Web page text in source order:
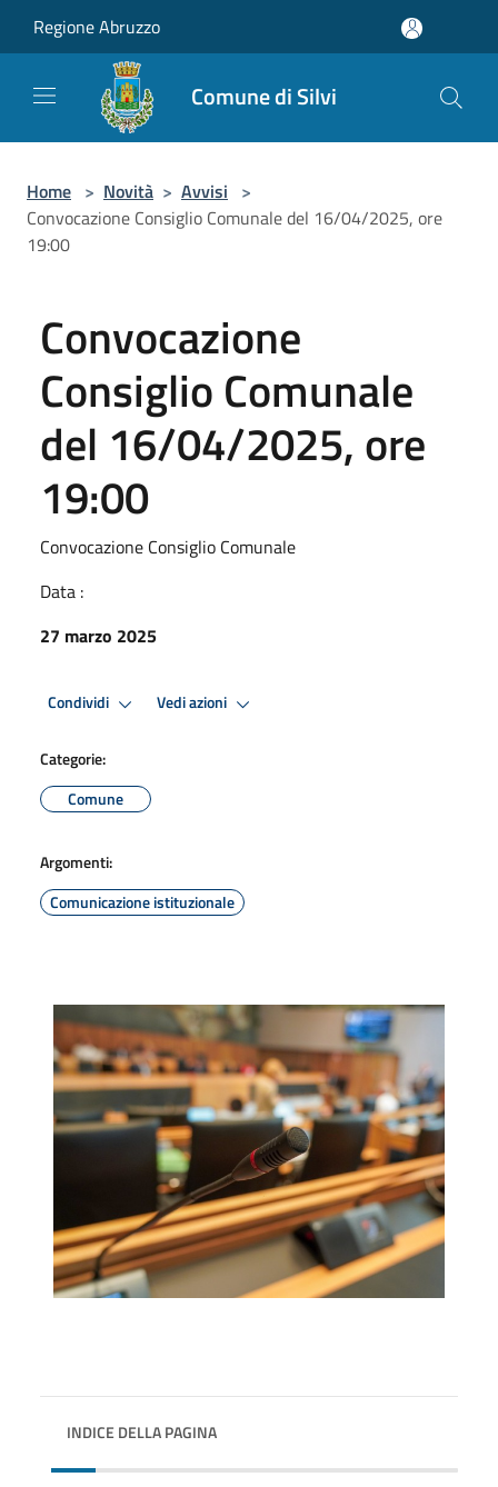
Regione Abruzzo
Comune di Silvi
Home > Novità > Avvisi >
Convocazione Consiglio Comunale del 16/04/2025, ore
19:00
Convocazione
Consiglio Comunale
del 16/04/2025, ore
19:00
Convocazione Consiglio Comunale
Data :
27 marzo 2025
Condividi Vedi azioni
Categorie:
Comune
Argomenti:
Comunicazione istituzionale
INDICE DELLA PAGINA